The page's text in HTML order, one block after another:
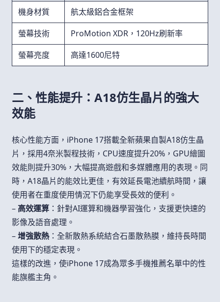
機身材質
航太級鋁合金框架
螢幕技術
ProMotion XDR，120Hz刷新率
螢幕亮度
高達1600尼特
二、性能提升：A18仿生晶片的強大
效能
核心性能方面，iPhone 17搭載全新蘋果自製A18仿生晶
片，採用4奈米製程技術，CPU速度提升20%，GPU繪圖
效能則提升30%，大幅提高遊戲和多媒體應用的表現。同
時，A18晶片的能效比更佳，有效延長電池續航時間，讓
使用者在重度使用情況下仍能享受長效的便利。
– 高效運算 ：針對AI運算和機器學習強化，支援更快速的
影像及語音處理。
–增強散熱：全新散熱系統結合石墨散熱膜，維持長時間
使用下的穩定表現。
這樣的改進，使iPhone 17成為眾多手機推薦名單中的性
能旗艦主角。